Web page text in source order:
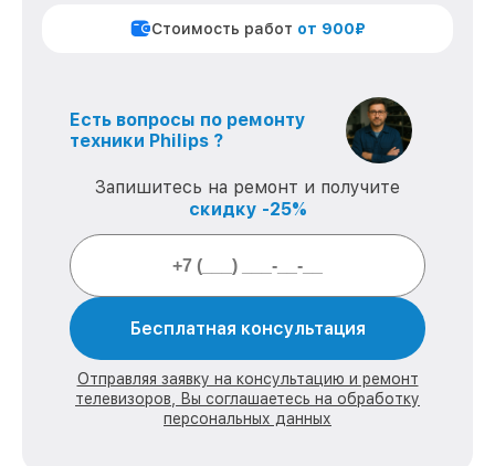
Стоимость работ от 900₽
Есть вопросы по ремонту
техники Philips ?
Запишитесь на ремонт и получите
скидку -25%
Бесплатная консультация
Отправляя заявку на консультацию и ремонт
телевизоров, Вы соглашаетесь на обработку
персональных данных